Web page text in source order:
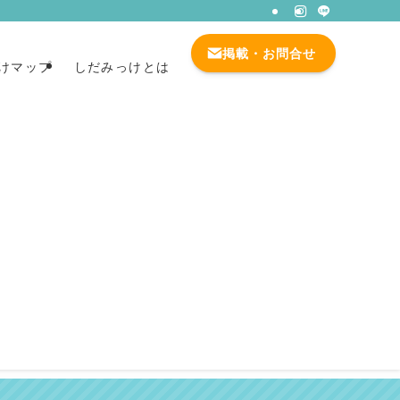
マップ しだみっけとは
掲載・お問合せ